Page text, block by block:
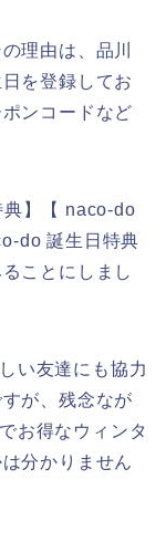
理由は、品川
を登録してお
ンコードなど
】【 naco-do
do 誕生日特典
ことにしまし
い友達にも協力
が、残念なが
お得なウィンタ
分かりません